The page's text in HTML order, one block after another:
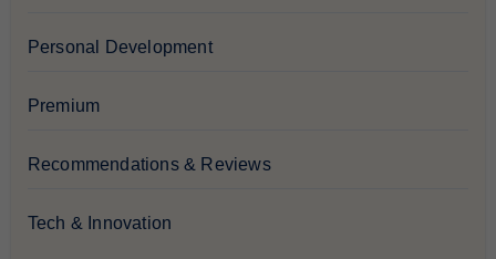
Personal Development
Premium
Recommendations & Reviews
Tech & Innovation